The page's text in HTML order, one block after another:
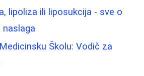
lipoliza ili liposukcija - sve o
naslaga
Školu: Vodič za